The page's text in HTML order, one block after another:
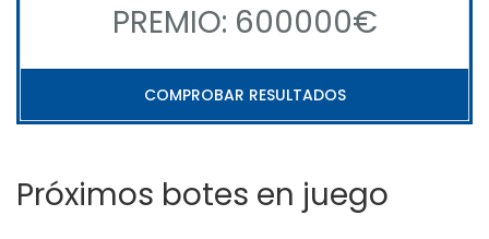
PREMIO: 600000€
COMPROBAR RESULTADOS
Próximos botes en juego